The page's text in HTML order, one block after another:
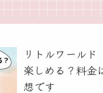
リトルワール
楽しめる？料金
想です